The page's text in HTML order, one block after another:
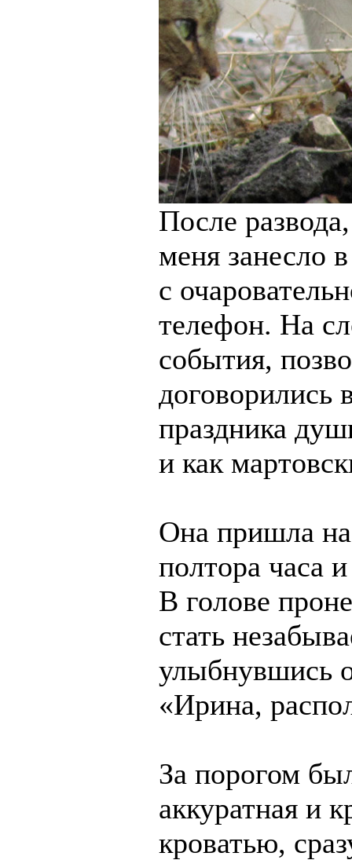
После
меня занесло
с
телефон. На
события,
договорились
праздника
и как
Она пришла на
полтора часа
В голове
стать
улыбнувшись
«Ирина,
За порогом
аккуратная и
кроватью,